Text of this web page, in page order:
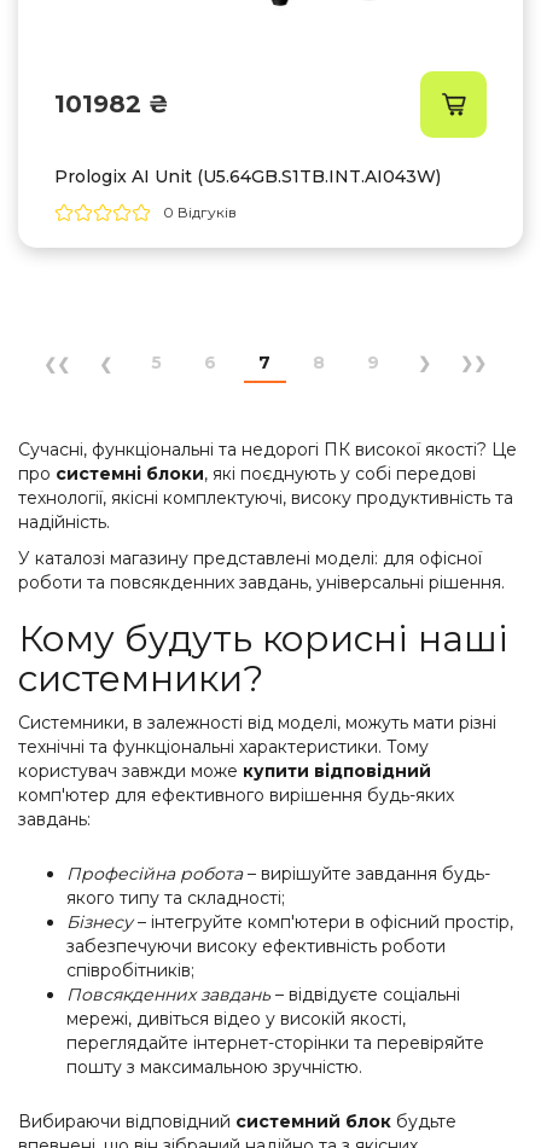
101982 ₴
Prologix AI Unit (U5.64GB.S1TB.INT.AI043W)
0 Відгуків
5 6 7 8 9
Сучасні, функціональні та недорогі ПК високої якості? Це
про системні блоки, які поєднують у собі передові
технології, якісні комплектуючі, високу продуктивність та
надійність.
У каталозі магазину представлені моделі: для офісної
роботи та повсякденних завдань, універсальні рішення.
Кому будуть корисні наші
системники?
Системники, в залежності від моделі, можуть мати різні
технічні та функціональні характеристики. Тому
користувач завжди може купити відповідний
комп'ютер для ефективного вирішення будь-яких
завдань:
Професійна робота– вирішуйте завдання будь-
якого типу та складності;
Бізнесу– інтегруйте комп'ютери в офісний простір,
забезпечуючи високу ефективність роботи
співробітників;
Повсякденних завдань – відвідуєте соціальні
мережі, дивіться відео у високій якості,
переглядайте інтернет-сторінки та перевіряйте
пошту з максимальною зручністю.
Вибираючи відповідний системний блок будьте